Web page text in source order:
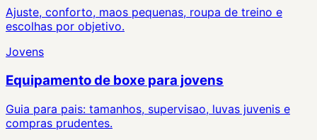
Ajuste, conforto, maos pequenas, roupa de treino e
escolhas por objetivo.
Jovens
Equipamento de boxe para jovens
Guia para pais: tamanhos, supervisao, luvas juvenis e
compras prudentes.